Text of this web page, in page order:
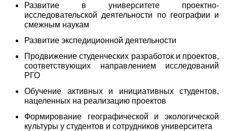
Развитие в университете проектно-
исследовательской деятельности по географии и
смежным наукам
Развитие экспедиционной деятельности
Продвижение студенческих разработок и проектов,
соответствующих направлением исследований
РГО
Обучение активных и инициативных студентов,
нацеленных на реализацию проектов
Формирование географической и экологической
культуры у студентов и сотрудников университета